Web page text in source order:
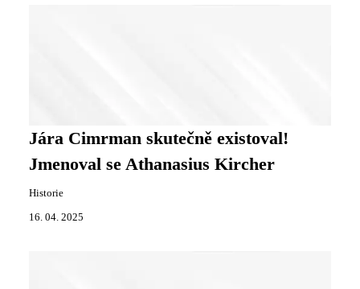
Jára Cimrman skutečně existoval!
Jmenoval se Athanasius Kircher
Historie
16. 04. 2025